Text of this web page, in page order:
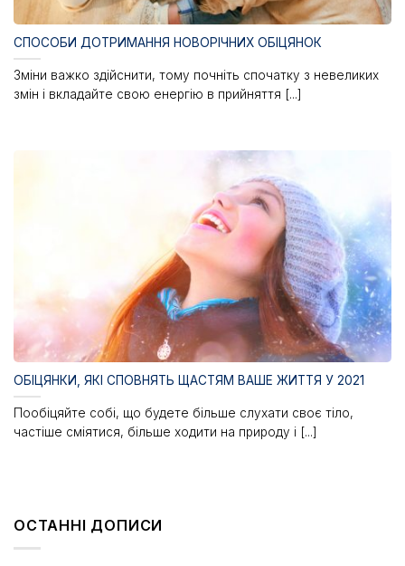
СПОСОБИ ДОТРИМАННЯ НОВОРІЧНИХ ОБІЦЯНОК
Зміни важко здійснити, тому почніть спочатку з невеликих
змін і вкладайте свою енергію в прийняття [...]
ОБІЦЯНКИ, ЯКІ СПОВНЯТЬ ЩАСТЯМ ВАШЕ ЖИТТЯ У 2021
Пообіцяйте собі, що будете більше слухати своє тіло,
частіше сміятися, більше ходити на природу і [...]
ОСТАННІ ДОПИСИ